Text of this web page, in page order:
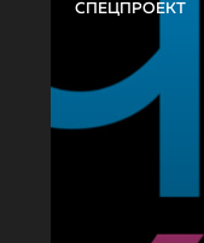
СПЕЦПРОЕКТ